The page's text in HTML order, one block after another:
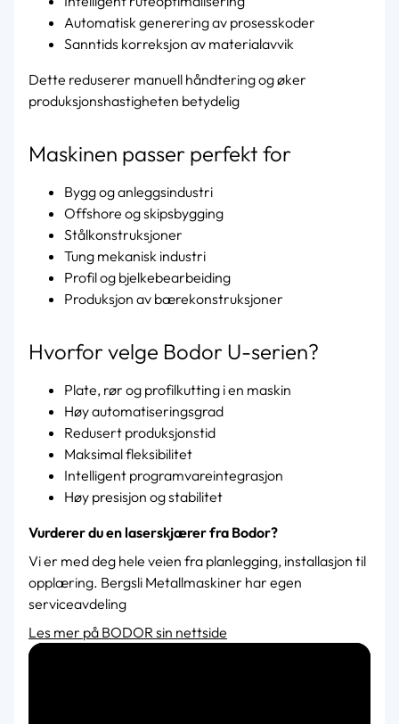
Automatisk generering av prosesskoder
Sanntids korreksjon av materialavvik
Dette reduserer manuell håndtering og øker
produksjonshastigheten betydelig
Maskinen passer perfekt for
Bygg og anleggsindustri
Offshore og skipsbygging
Stålkonstruksjoner
Tung mekanisk industri
Profil og bjelkebearbeiding
Produksjon av bærekonstruksjoner
Hvorfor velge Bodor U-serien?
Plate, rør og profilkutting i en maskin
Høy automatiseringsgrad
Redusert produksjonstid
Maksimal fleksibilitet
Intelligent programvareintegrasjon
Høy presisjon og stabilitet
Vurderer du en laserskjærer fra Bodor?
Vi er med deg hele veien fra planlegging, installasjon til
opplæring. Bergsli Metallmaskiner har egen
serviceavdeling
Les mer på BODOR sin nettside